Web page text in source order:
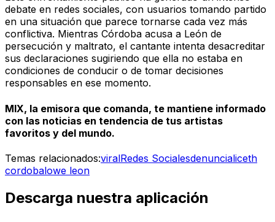
debate en redes sociales, con usuarios tomando partido
en una situación que parece tornarse cada vez más
conflictiva. Mientras Córdoba acusa a León de
persecución y maltrato, el cantante intenta desacreditar
sus declaraciones sugiriendo que ella no estaba en
condiciones de conducir o de tomar decisiones
responsables en ese momento.
MIX, la emisora que comanda, te mantiene informado
con las noticias en tendencia de tus artistas
favoritos y del mundo.
Temas relacionados:viralRedes Socialesdenuncialiceth
cordobalowe leon
Descarga nuestra aplicación